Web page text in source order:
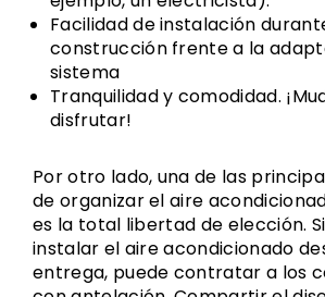
Facilidad de instalación
construcción frente a la
sistema
Tranquilidad y comodidad.
disfrutar!
Por otro lado, una de las
de organizar el aire
es la total libertad de elección.
instalar el aire acondicionado
entrega, puede contratar a los